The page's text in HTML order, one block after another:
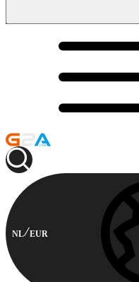
NL EUR